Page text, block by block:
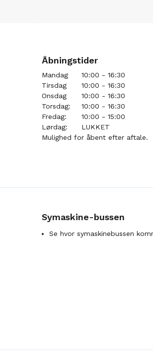
Åbningstider
Mandag
10:00 - 16:30
Tirsdag
10:00 - 16:30
Onsdag
10:00 - 16:30
Torsdag:
10:00 - 16:30
Fredag:
10:00 - 15:00
Lørdag:
LUKKET
Mulighed for åbent efter aftale.
Symaskine-bussen
Se hvor symaskinebussen